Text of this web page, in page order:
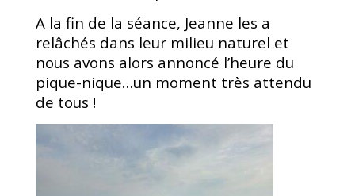
A la fin de la séance, Jeanne les a
relâchés dans leur milieu naturel et
nous avons alors annoncé l’heure du
pique-nique…un moment très attendu
de tous !